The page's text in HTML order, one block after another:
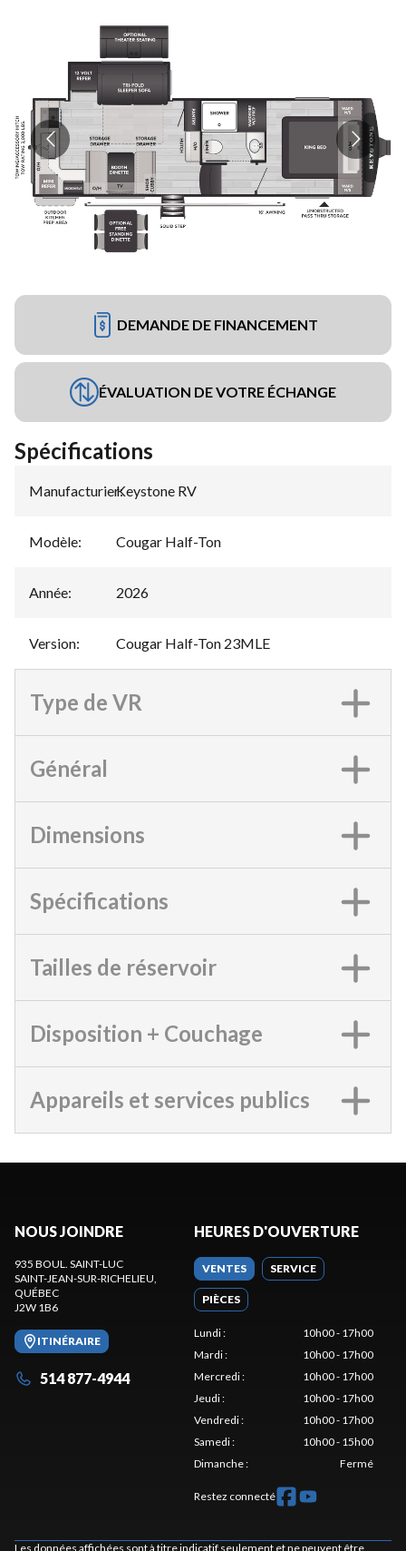
DEMANDE DE FINANCEMENT
ÉVALUATION DE VOTRE ÉCHANGE
Spécifications
Manufacturier:
Keystone RV
Modèle: Cougar Half-Ton
Année: 2026
Version: Cougar Half-Ton 23MLE
Type de VR
Général
Dimensions
Spécifications
Tailles de réservoir
Disposition + Couchage
Appareils et services publics
NOUS JOINDRE
935 BOUL. SAINT-LUC
SAINT-JEAN-SUR-RICHELIEU,
QUÉBEC
J2W 1B6
ITINÉRAIRE
514 877-4944
HEURES D'OUVERTURE
VENTES SERVICE
PIÈCES
Lundi:
10h00 - 17h00
Mardi:
10h00 - 17h00
Mercredi:
10h00 - 17h00
Jeudi:
10h00 - 17h00
Vendredi:
10h00 - 17h00
Samedi:
10h00 - 15h00
Dimanche: Fermé
Restez connecté
Les données affichées sont à titre indicatif seulement et ne peuvent être